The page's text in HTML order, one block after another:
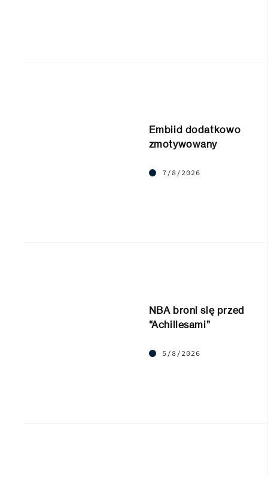
Embiid dodatkowo
zmotywowany
7/8/2026
NBA broni się przed
“Achillesami”
5/8/2026